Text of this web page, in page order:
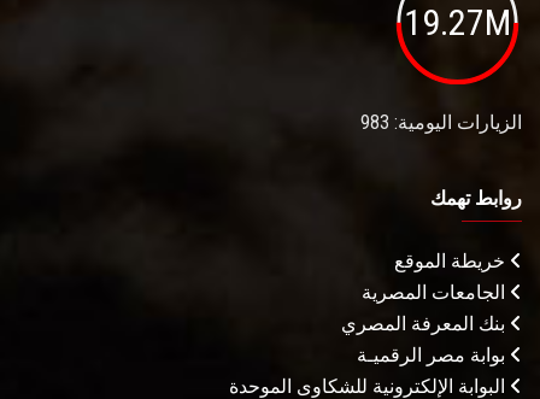
19.27M
الزيارات اليومية: 983
روابط تهمك
خريطة الموقع
الجامعات المصرية
بنك المعرفة المصري
بوابة مصر الرقميـة
البوابة الإلكترونية للشكاوى الموحدة